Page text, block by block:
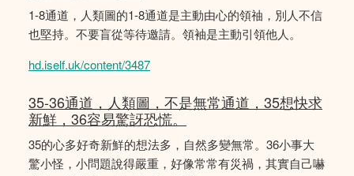
1-8通道，人類圖的1-8通道是主動由心的領䄂，別人不信
也堅持。不要盲從等待邀請。領袖是主動引領他人。
hd.iself.uk/content/3487
35-36通道，人類圖，不是無常通道，35想快求
新鮮，36容易驚訝恐慌。
35的心多好奇新鮮的想法多，自然多變無常。36小事大
驚小怪，小問題說得嚴重，好像常常有災禍，其實自己嚇